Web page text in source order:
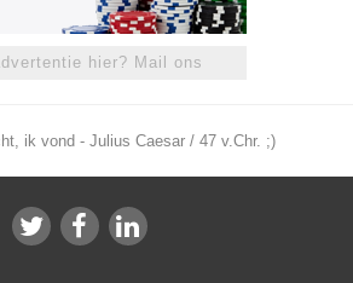
hier? Mail ons
ik vond - Julius Caesar / 47 v.Chr. ;)